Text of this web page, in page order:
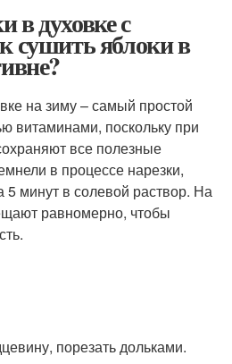
в духовке с
сушить яблоки в
на зиму – самый простой
витаминами, поскольку при
все полезные
в процессе нарезки,
5 минут в солевой раствор. На
равномерно, чтобы
порезать дольками.